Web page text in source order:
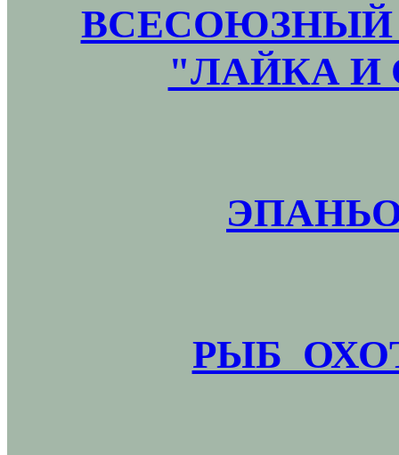
ВСЕСОЮЗНЫЙ
"ЛАЙКА И